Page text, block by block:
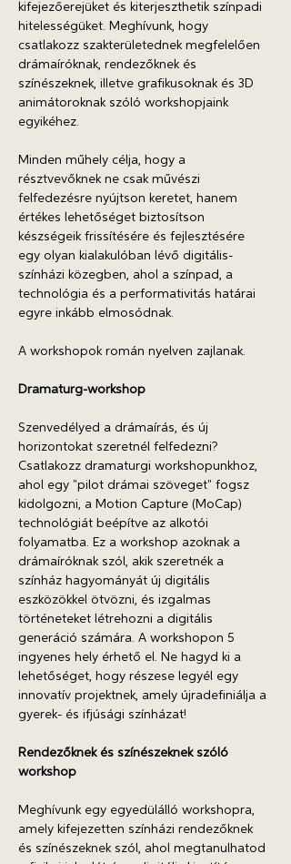
kifejezőerejüket és kiterjeszthetik színpadi
hitelességüket. Meghívunk, hogy
csatlakozz szakterületednek megfelelően
drámaíróknak, rendezőknek és
színészeknek, illetve grafikusoknak és 3D
animátoroknak szóló workshopjaink
egyikéhez.
Minden műhely célja, hogy a
résztvevőknek ne csak művészi
felfedezésre nyújtson keretet, hanem
értékes lehetőséget biztosítson
készségeik frissítésére és fejlesztésére
egy olyan kialakulóban lévő digitális-
színházi közegben, ahol a színpad, a
technológia és a performativitás határai
egyre inkább elmosódnak.
A workshopok román nyelven zajlanak.
Dramaturg-workshop
Szenvedélyed a drámaírás, és új
horizontokat szeretnél felfedezni?
Csatlakozz dramaturgi workshopunkhoz,
ahol egy "pilot drámai szöveget" fogsz
kidolgozni, a Motion Capture (MoCap)
technológiát beépítve az alkotói
folyamatba. Ez a workshop azoknak a
drámaíróknak szól, akik szeretnék a
színház hagyományát új digitális
eszközökkel ötvözni, és izgalmas
történeteket létrehozni a digitális
generáció számára. A workshopon 5
ingyenes hely érhető el. Ne hagyd ki a
lehetőséget, hogy részese legyél egy
innovatív projektnek, amely újradefiniálja a
gyerek- és ifjúsági színházat!
Rendezőknek és színészeknek szóló
workshop
Meghívunk egy egyedülálló workshopra,
amely kifejezetten színházi rendezőknek
és színészeknek szól, ahol megtanulhatod